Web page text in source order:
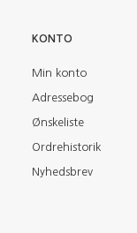
KONTO
Min konto
Adressebog
Ønskeliste
Ordrehistorik
Nyhedsbrev